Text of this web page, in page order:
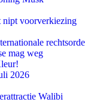
nipt voorverkiezing
rechtsorde
mag weg
2026
Walibi